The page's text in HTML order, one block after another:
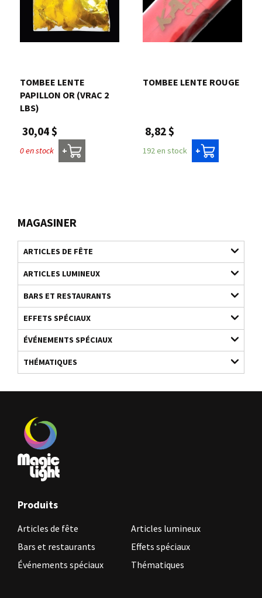
MAGASINER
ARTICLES DE FÊTE
ARTICLES LUMINEUX
BARS ET RESTAURANTS
EFFETS SPÉCIAUX
ÉVÉNEMENTS SPÉCIAUX
THÉMATIQUES
TOMBEE LENTE
PAPILLON OR (VRAC 2
LBS)
30,04 $
0 en stock +
TOMBEE LENTE ROUGE
8,82 $
192 en stock +
Produits
Articles de fête
Articles lumineux
Bars et restaurants
Effets spéciaux
Événements spéciaux
Thématiques